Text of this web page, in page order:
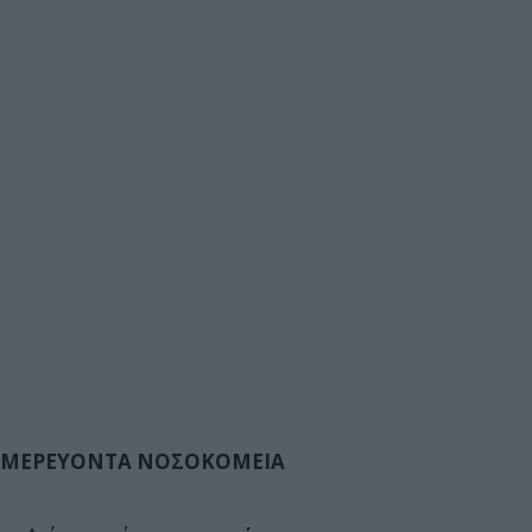
ΝΟΣΟΚΟΜΕΙΑ